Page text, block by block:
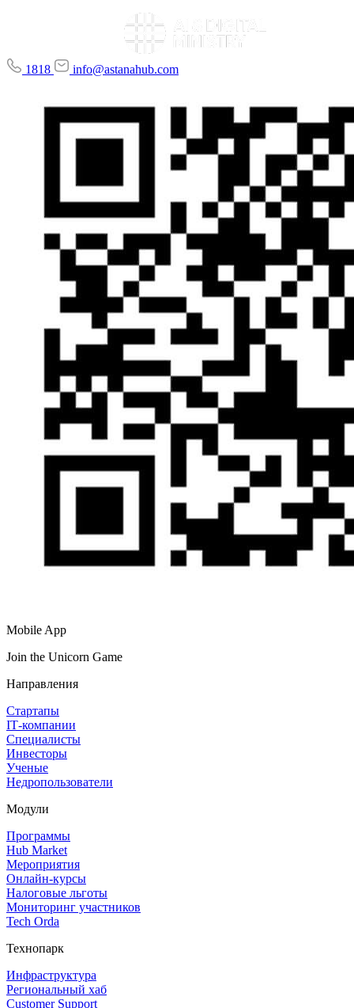
1818 info@astanahub.com
Mobile App
Join the Unicorn Game
Направления
Стартапы
IT‑компании
Специалисты
Инвесторы
Ученые
Недропользователи
Модули
Программы
Hub Market
Мероприятия
Онлайн‑курсы
Налоговые льготы
Мониторинг участников
Tech Orda
Технопарк
Инфраструктура
Региональный хаб
Customer Support